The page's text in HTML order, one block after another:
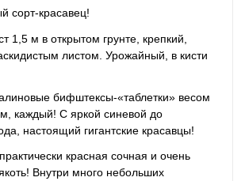
сорт-красавец!
1,5 м в открытом грунте, крепкий,
листом. Урожайный, в кисти
бифштексы-«таблетки» весом
каждый! С яркой синевой до
настоящий гигантские красавцы!
красная сочная и очень
Внутри много небольших